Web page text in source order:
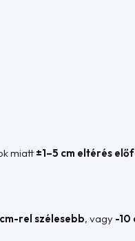
miatt ±1–5 cm eltérés
rel szélesebb, vagy -10